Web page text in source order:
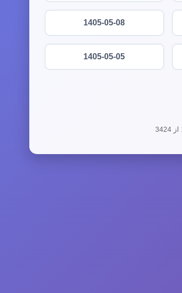
1405-05-08
1405-05-05